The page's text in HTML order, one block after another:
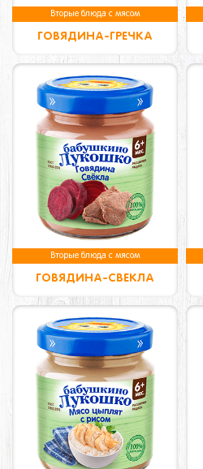
Вторые блюда с мясом
ГОВЯДИНА-ГРЕЧКА
Вторые блюда с мясом
ГОВЯДИНА-СВЕКЛА